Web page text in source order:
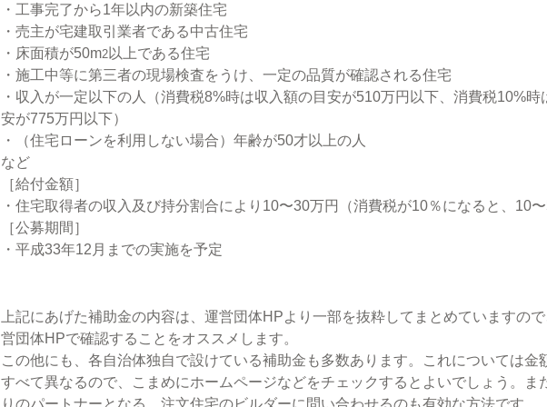
・工事完了から1年以内の新築住宅
・売主が宅建取引業者である中古住宅
・床面積が50m2 以上である住宅
・施工中等に第三者の現場検査をうけ、一定の品質が確認される住宅
・収入が一定以下の人（消費税8%時は収入額の目安が510万円以下、消費税10%時
安が775万円以下）
・（住宅ローンを利用しない場合）年齢が50才以上の人
など
［給付金額］
・住宅取得者の収入及び持分割合により10〜30万円（消費税が10％になると、10〜
［公募期間］
・平成33年12月までの実施を予定
上記にあげた補助金の内容は、運営団体HPより一部を抜粋してまとめていますの
営団体HPで確認することをオススメします。
この他にも、各自治体独自で設けている補助金も多数あります。これについては金
すべて異なるので、こまめにホームページなどをチェックするとよいでしょう。ま
りのパートナーとなる、注文住宅のビルダーに問い合わせるのも有効な方法です。